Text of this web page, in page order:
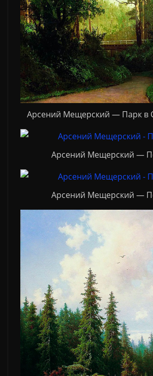
Арсений Мещерский — Парк в
Арсений Мещерский —
Арсений Мещерский —